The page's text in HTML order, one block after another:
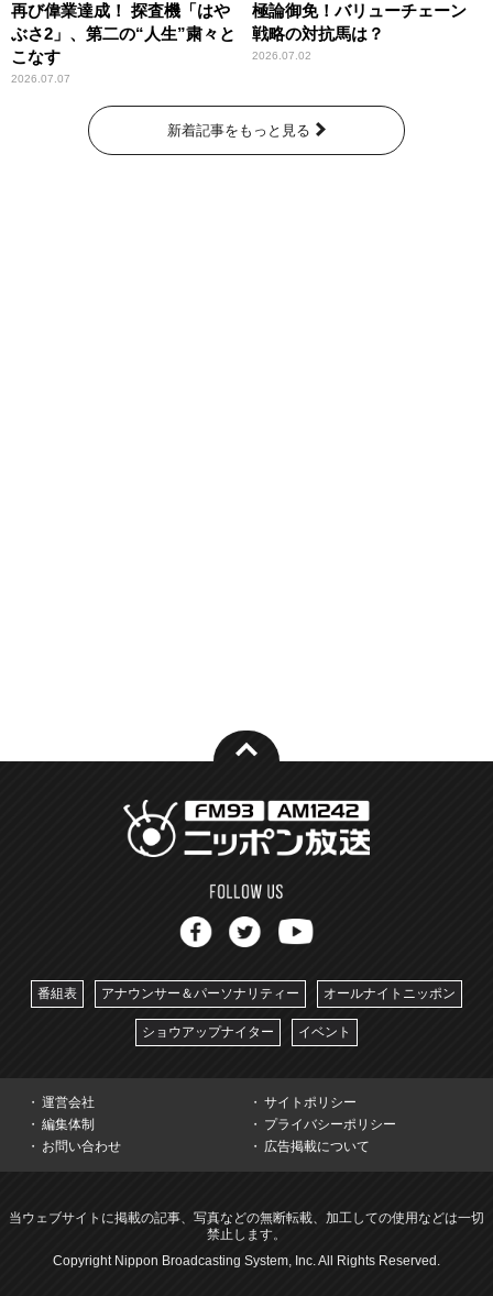
再び偉業達成！ 探査機「はや
ぶさ2」、第二の“人生”粛々と
こなす
2026.07.07
極論御免！バリューチェーン
戦略の対抗馬は？
2026.07.02
新着記事をもっと見る
番組表 アナウンサー＆パーソナリティー オールナイトニッポン
ショウアップナイター イベント
運営会社
サイトポリシー
編集体制
プライバシーポリシー
お問い合わせ
広告掲載について
当ウェブサイトに掲載の記事、写真などの無断転載、加工しての使用などは一切
禁止します。
Copyright Nippon Broadcasting System, Inc. All Rights Reserved.